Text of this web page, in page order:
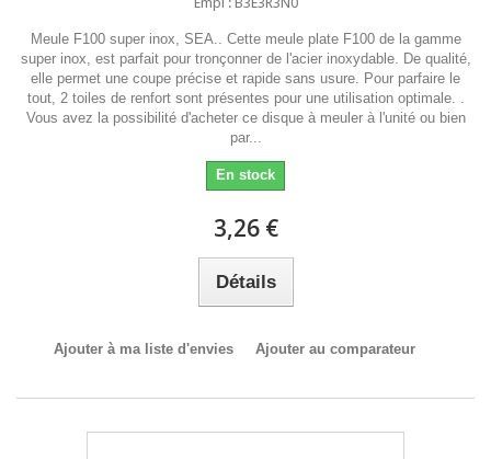
Meule F100 super inox, SEA.. Cette meule plate F100 de la gamme
super inox, est parfait pour tronçonner de l'acier inoxydable. De qualité,
elle permet une coupe précise et rapide sans usure. Pour parfaire le
tout, 2 toiles de renfort sont présentes pour une utilisation optimale. .
Vous avez la possibilité d'acheter ce disque à meuler à l'unité ou bien
par...
En stock
3,26 €
Détails
Ajouter à ma liste d'envies Ajouter au comparateur